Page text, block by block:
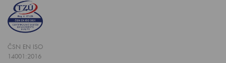
ČSN EN ISO
14001:2016